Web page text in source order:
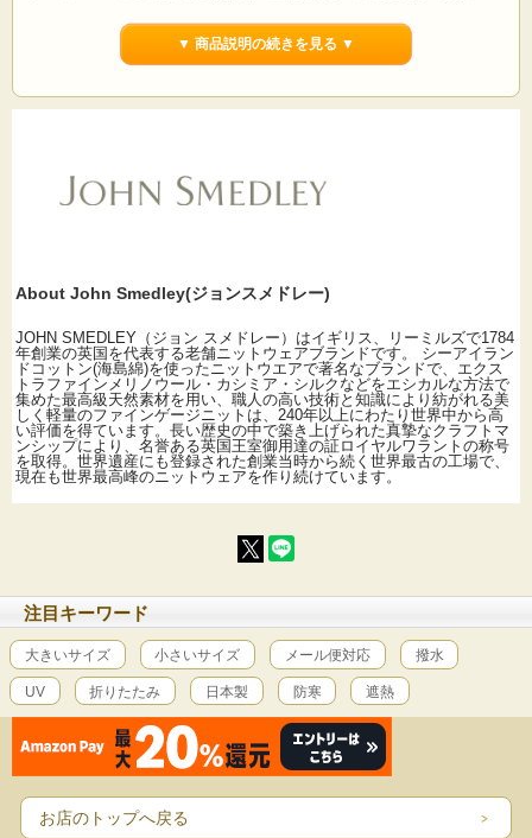
感が気持ちいいかぶり心地。 ウールの帽子の中では珍しく洗濯機でも洗うことが
出来て 普段使いにも手放せなくなること請け合いです。
▼ 商品説明の続きを見る ▼
About John Smedley(ジョンスメドレー)
JOHN SMEDLEY（ジョン スメドレー）はイギリス、リーミルズで1784
年創業の英国を代表する老舗ニットウェアブランドです。 シーアイラン
ドコットン(海島綿)を使ったニットウエアで著名なブランドで、エクス
トラファインメリノウール・カシミア・シルクなどをエシカルな方法で
集めた最高級天然素材を用い、職人の高い技術と知識により紡がれる美
しく軽量のファインゲージニットは、240年以上にわたり世界中から高
い評価を得ています。長い歴史の中で築き上げられた真摯なクラフトマ
ンシップにより、名誉ある英国王室御用達の証ロイヤルワラントの称号
を取得。世界遺産にも登録された創業当時から続く世界最古の工場で、
現在も世界最高峰のニットウェアを作り続けています。
注目キーワード
大きいサイズ 小さいサイズ メール便対応 撥水
UV 折りたたみ 日本製 防寒 遮熱
お店のトップへ戻る